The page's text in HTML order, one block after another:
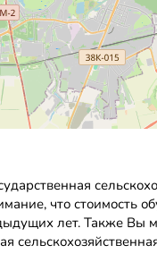
что стоимость
лет. Также